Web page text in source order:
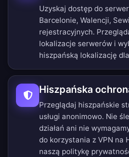
Uzyskaj dostęp do
Barcelonie, Walencji,
rejestracyjnych.
lokalizacje serwerów i
hiszpańską lokalizację
Hiszpańska
Przeglądaj hiszpańskie
usługi anonimowo. Nie
działań ani nie
do korzystania z VPN na
naszą politykę